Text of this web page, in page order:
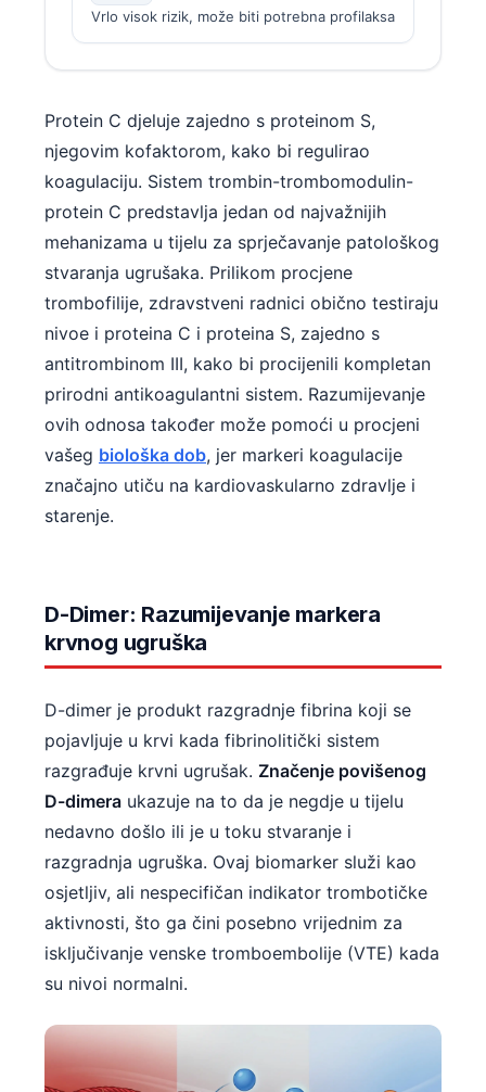
Vrlo visok rizik, može biti potrebna profilaksa
Protein C djeluje zajedno s proteinom S,
njegovim kofaktorom, kako bi regulirao
koagulaciju. Sistem trombin-trombomodulin-
protein C predstavlja jedan od najvažnijih
mehanizama u tijelu za sprječavanje patološkog
stvaranja ugrušaka. Prilikom procjene
trombofilije, zdravstveni radnici obično testiraju
nivoe i proteina C i proteina S, zajedno s
antitrombinom III, kako bi procijenili kompletan
prirodni antikoagulantni sistem. Razumijevanje
ovih odnosa također može pomoći u procjeni
vašeg biološka dob, jer markeri koagulacije
značajno utiču na kardiovaskularno zdravlje i
starenje.
D-Dimer: Razumijevanje markera
krvnog ugruška
D-dimer je produkt razgradnje fibrina koji se
pojavljuje u krvi kada fibrinolitički sistem
razgrađuje krvni ugrušak. Značenje povišenog
D-dimera ukazuje na to da je negdje u tijelu
nedavno došlo ili je u toku stvaranje i
razgradnja ugruška. Ovaj biomarker služi kao
osjetljiv, ali nespecifičan indikator trombotičke
aktivnosti, što ga čini posebno vrijednim za
isključivanje venske tromboembolije (VTE) kada
su nivoi normalni.